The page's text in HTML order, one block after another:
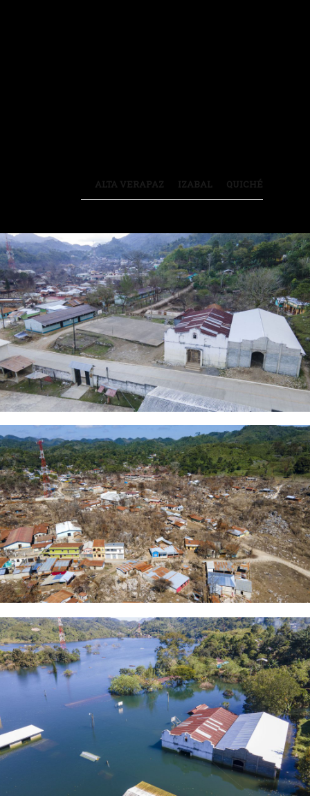
ALTA VERAPAZ IZABAL QUICHÉ